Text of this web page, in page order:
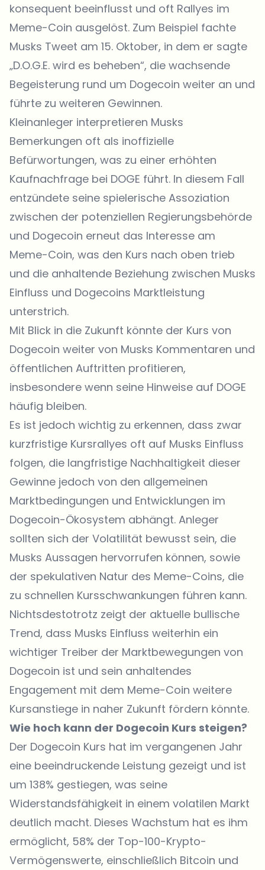
konsequent beeinflusst und oft Rallyes im
Meme-Coin ausgelöst. Zum Beispiel fachte
Musks Tweet am 15. Oktober, in dem er sagte
„D.O.G.E. wird es beheben“, die wachsende
Begeisterung rund um Dogecoin weiter an und
führte zu weiteren Gewinnen.
Kleinanleger interpretieren Musks
Bemerkungen oft als inoffizielle
Befürwortungen, was zu einer erhöhten
Kaufnachfrage bei DOGE führt. In diesem Fall
entzündete seine spielerische Assoziation
zwischen der potenziellen Regierungsbehörde
und Dogecoin erneut das Interesse am
Meme-Coin, was den Kurs nach oben trieb
und die anhaltende Beziehung zwischen Musks
Einfluss und Dogecoins Marktleistung
unterstrich.
Mit Blick in die Zukunft könnte der Kurs von
Dogecoin weiter von Musks Kommentaren und
öffentlichen Auftritten profitieren,
insbesondere wenn seine Hinweise auf DOGE
häufig bleiben.
Es ist jedoch wichtig zu erkennen, dass zwar
kurzfristige Kursrallyes oft auf Musks Einfluss
folgen, die langfristige Nachhaltigkeit dieser
Gewinne jedoch von den allgemeinen
Marktbedingungen und Entwicklungen im
Dogecoin-Ökosystem abhängt. Anleger
sollten sich der Volatilität bewusst sein, die
Musks Aussagen hervorrufen können, sowie
der spekulativen Natur des Meme-Coins, die
zu schnellen Kursschwankungen führen kann.
Nichtsdestotrotz zeigt der aktuelle bullische
Trend, dass Musks Einfluss weiterhin ein
wichtiger Treiber der Marktbewegungen von
Dogecoin ist und sein anhaltendes
Engagement mit dem Meme-Coin weitere
Kursanstiege in naher Zukunft fördern könnte.
Wie hoch kann der Dogecoin Kurs steigen?
Der Dogecoin Kurs hat im vergangenen Jahr
eine beeindruckende Leistung gezeigt und ist
um 138% gestiegen, was seine
Widerstandsfähigkeit in einem volatilen Markt
deutlich macht. Dieses Wachstum hat es ihm
ermöglicht, 58% der Top-100-Krypto-
Vermögenswerte, einschließlich Bitcoin und